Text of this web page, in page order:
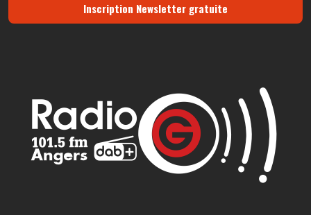
Inscription Newsletter gratuite